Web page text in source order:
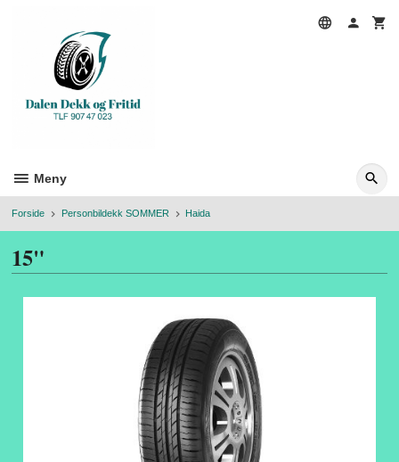
Meny
Forside Personbildekk SOMMER Haida
15"